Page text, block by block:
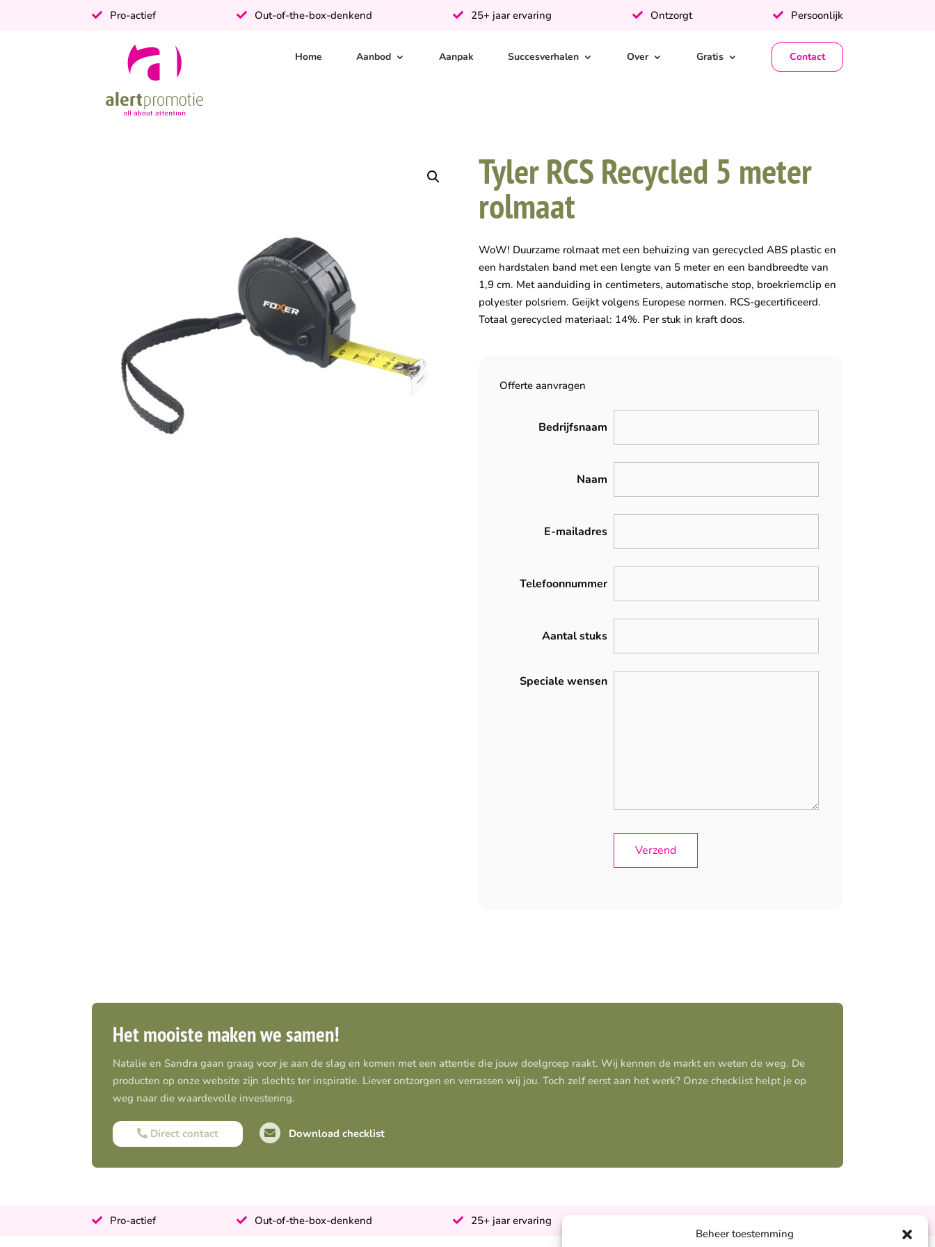
Beheer toestemming
Pro-actief Out-of-the-box-denkend 25+ jaar ervaring Ontzorgt Persoonlijk
Home Aanbod Aanpak Succesverhalen Over Gratis Contact
Tyler RCS Recycled 5 meter
rolmaat
WoW! Duurzame rolmaat met een behuizing van gerecycled ABS plastic en
een hardstalen band met een lengte van 5 meter en een bandbreedte van
1,9 cm. Met aanduiding in centimeters, automatische stop, broekriemclip en
polyester polsriem. Geijkt volgens Europese normen. RCS-gecertificeerd.
Totaal gerecycled materiaal: 14%. Per stuk in kraft doos.
Offerte aanvragen
Bedrijfsnaam
Naam
E-mailadres
Telefoonnummer
Aantal stuks
Speciale wensen
Het mooiste maken we samen!
Natalie en Sandra gaan graag voor je aan de slag en komen met een attentie die jouw doelgroep raakt. Wij kennen de markt en weten de weg. De
producten op onze website zijn slechts ter inspiratie. Liever ontzorgen en verrassen wij jou. Toch zelf eerst aan het werk? Onze checklist helpt je op
weg naar die waardevolle investering.
Direct contact Download checklist
Pro-actief Out-of-the-box-denkend 25+ jaar ervaring